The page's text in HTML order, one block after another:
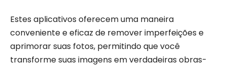
Estes aplicativos oferecem uma maneira
conveniente e eficaz de remover imperfeições e
aprimorar suas fotos, permitindo que você
transforme suas imagens em verdadeiras obras-